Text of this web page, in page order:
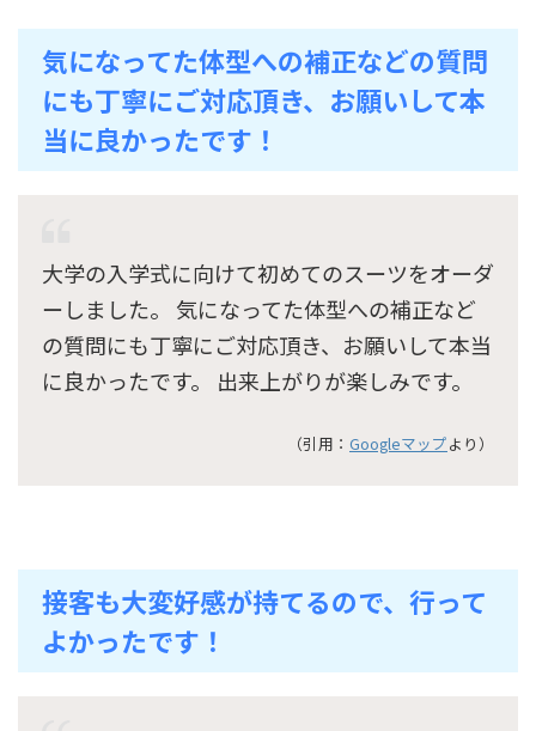
気になってた体型への補正などの質問
にも丁寧にご対応頂き、お願いして本
当に良かったです！
大学の入学式に向けて初めてのスーツをオーダ
ーしました。 気になってた体型への補正など
の質問にも丁寧にご対応頂き、お願いして本当
に良かったです。 出来上がりが楽しみです。
（引用： Googleマップより）
接客も大変好感が持てるので、行って
よかったです！